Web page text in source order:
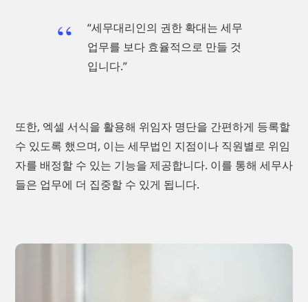
“세무대리인의 권한 확대는 세무
업무를 보다 효율적으로 만들 것
입니다.”
또한, 엑셀 서식을 활용해 위임자 명단을 간편하게 등록할
수 있도록 했으며, 이는 세무법인 지점이나 직원별로 위임
자를 배정할 수 있는 기능을 제공합니다. 이를 통해 세무사
들은 업무에 더 집중할 수 있게 됩니다.